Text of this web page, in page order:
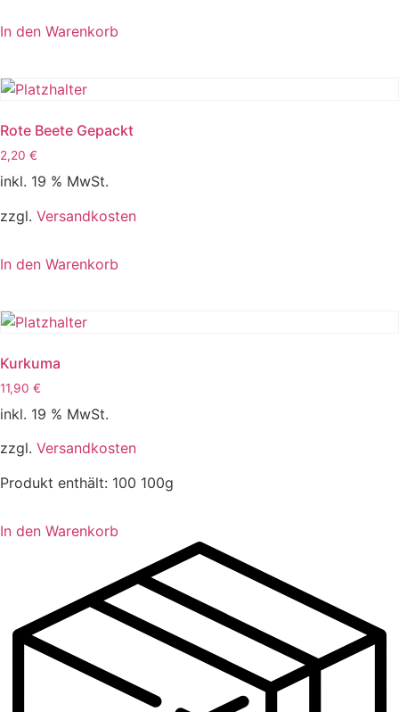
In den Warenkorb
Rote Beete Gepackt
2,20 €
inkl. 19 % MwSt.
zzgl. Versandkosten
In den Warenkorb
Kurkuma
11,90 €
inkl. 19 % MwSt.
zzgl. Versandkosten
Produkt enthält: 100 100g
In den Warenkorb